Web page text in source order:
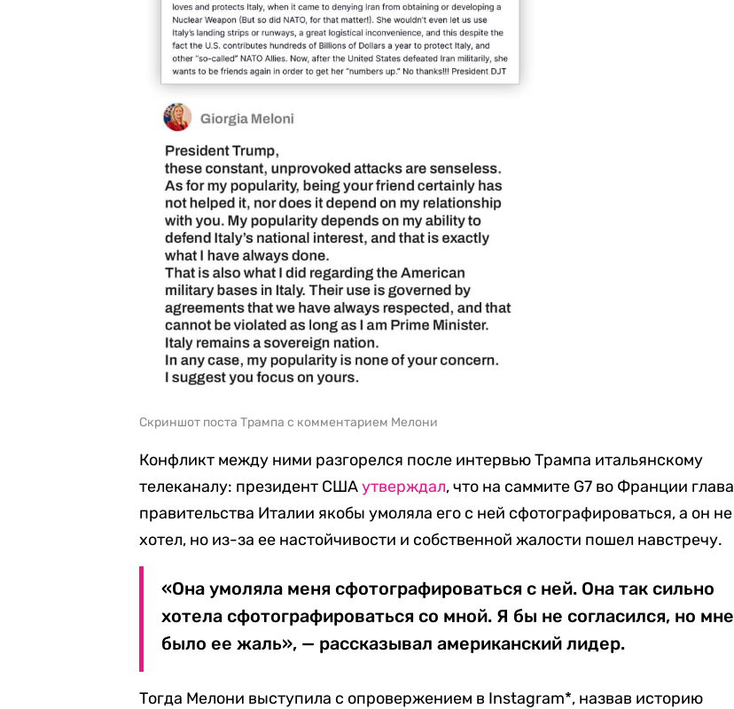
Скриншот поста Трампа с комментарием Мелони
Конфликт между ними разгорелся после интервью Трампа итальянскому
телеканалу: президент СШАутверждал, что на саммите G7 во Франции глава
правительства Италии якобы умоляла его с ней сфотографироваться, а он не
хотел, но из-за ее настойчивости и собственной жалости пошел навстречу.
«Она умоляла меня сфотографироваться с ней. Она так сильно
хотела сфотографироваться со мной. Я бы не согласился, но мне
было ее жаль», — рассказывал американский лидер.
Тогда Мелони выступила с опровержением в Instagram*, назвав историю